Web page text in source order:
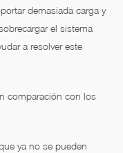
demasiada carga y
el sistema
a resolver este
comparación con los
ya no se pueden